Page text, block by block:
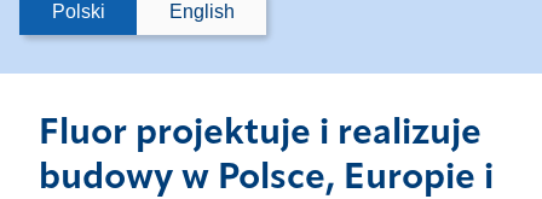
Polski English
Fluor projektuje i realizuje
budowy w Polsce, Europie i